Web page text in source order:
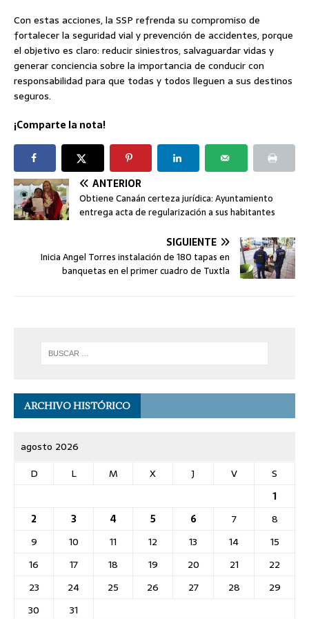
Con estas acciones, la SSP refrenda su compromiso de
fortalecer la seguridad vial y prevención de accidentes, porque
el objetivo es claro: reducir siniestros, salvaguardar vidas y
generar conciencia sobre la importancia de conducir con
responsabilidad para que todas y todos lleguen a sus destinos
seguros.
¡Comparte la nota!
ANTERIOR
Obtiene Canaán certeza jurídica: Ayuntamiento
entrega acta de regularización a sus habitantes
SIGUIENTE
Inicia Angel Torres instalación de 180 tapas en
banquetas en el primer cuadro de Tuxtla
ARCHIVO HISTÓRICO
agosto 2026
D
L M X J V
S
1
2
3 4 5 6 7
8
9
10 11 12 13 14
15
16
17 18 19 20 21
22
23
24 25 26 27 28
29
30
31